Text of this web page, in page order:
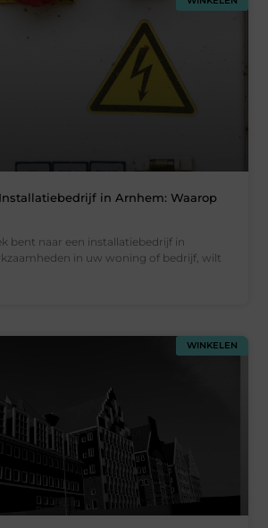
in Arnhem: Waarop
bent naar een installatiebedrijf in
in uw woning of bedrijf, wilt
WINKELEN